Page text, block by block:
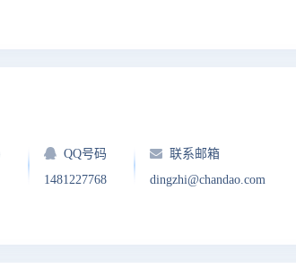
QQ号码
1481227768
联系邮箱
dingzhi@chandao.com